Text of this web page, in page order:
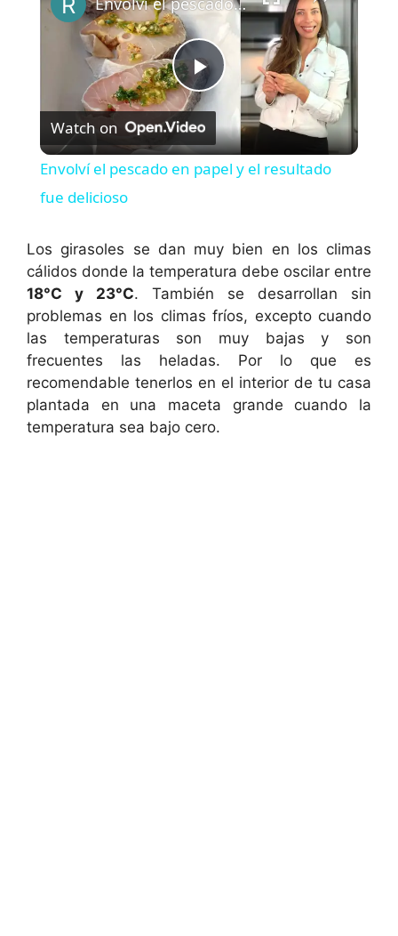
P
l
y
V
i
d
Watch on
Envolví el pescado en papel y el resultado
fue delicioso
Los girasoles se dan muy bien en los climas
cálidos donde la temperatura debe oscilar entre
18°C y 23°C. También se desarrollan sin
problemas en los climas fríos, excepto cuando
las temperaturas son muy bajas y son
frecuentes las heladas. Por lo que es
recomendable tenerlos en el interior de tu casa
plantada en una maceta grande cuando la
temperatura sea bajo cero.